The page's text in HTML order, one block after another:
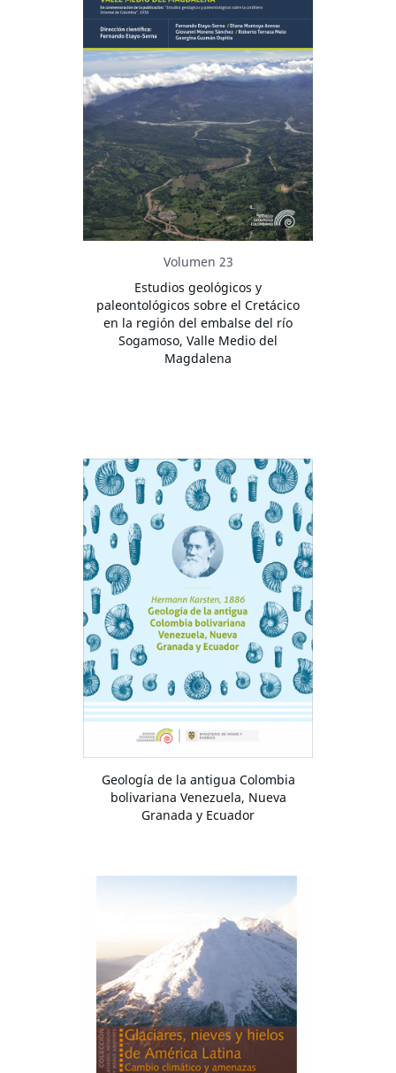
Volumen 23
Estudios geológicos y
paleontológicos sobre el Cretácico
en la región del embalse del río
Sogamoso, Valle Medio del
Magdalena
Geología de la antigua Colombia
bolivariana Venezuela, Nueva
Granada y Ecuador